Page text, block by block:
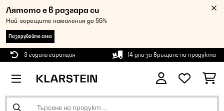
Лятото е в разгара си
Най-горещите намаления до 55%
Пазарувайте сега
3 години гаранция 14 дни за връщане на продукта